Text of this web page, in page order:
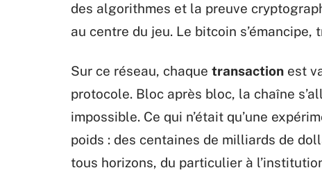
des algorithmes et la preuve
au centre du jeu. Le bitcoin
Sur ce réseau, chaque transaction est
protocole. Bloc après bloc, la chaîne
impossible. Ce qui n’était qu’une
poids : des centaines de milliards de
tous horizons, du particulier à